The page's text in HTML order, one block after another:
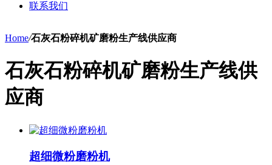
联系我们
Home/石灰石粉碎机矿磨粉生产线供应商
石灰石粉碎机矿磨粉生产线供
应商
超细微粉磨粉机